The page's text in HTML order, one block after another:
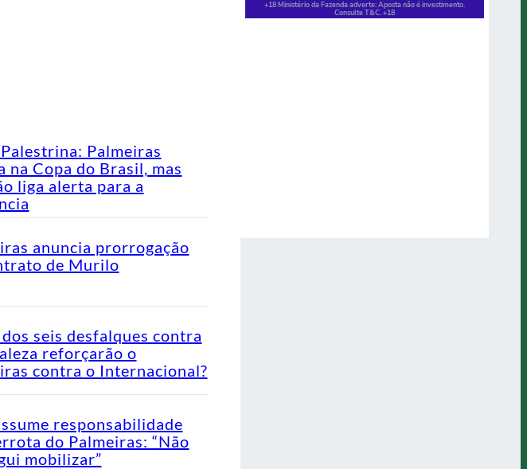
Palmeiras
na Copa do Brasil, mas
liga alerta para a
anuncia prorrogação
de Murilo
seis desfalques contra
reforçarão o
contra o Internacional?
responsabilidade
do Palmeiras: “Não
mobilizar”